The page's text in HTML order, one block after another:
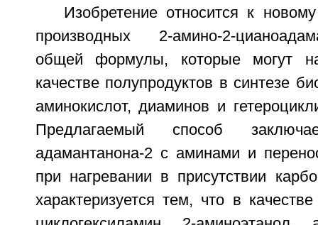
Изобретение относится к
производных 2-амино-2-
общей формулы, которые могут
качестве полупродуктов в синтезе
аминокислот, диаминов и
Предлагаемый способ
адамантанона-2 с аминами и
при нагревании в присутствии
характеризуется тем, что в